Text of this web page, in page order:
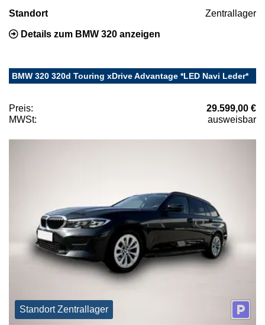
Standort Zentrallager
Details zum BMW 320 anzeigen
BMW 320 320d Touring xDrive Advantage *LED Navi Leder*
Preis:
29.599,00 €
MWSt:
ausweisbar
Standort Zentrallager